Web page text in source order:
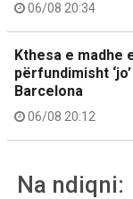
06/08 20:34
Kthesa e madhe
përfundimisht
Barcelona
06/08 20:12
Na ndiqni: